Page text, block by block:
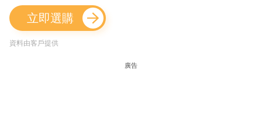
立即選購
資料由客戶提供
廣告